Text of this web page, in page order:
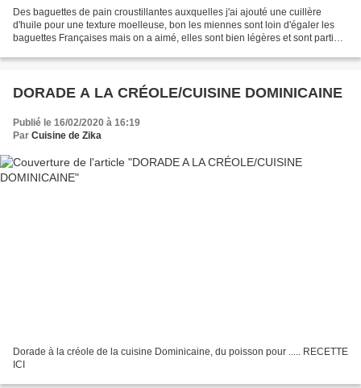
Des baguettes de pain croustillantes auxquelles j'ai ajouté une cuillère
d'huile pour une texture moelleuse, bon les miennes sont loin d'égaler les
baguettes Françaises mais on a aimé, elles sont bien légères et sont parties
DORADE A LA CRÉOLE/CUISINE DOMINICAINE
Publié le 16/02/2020 à 16:19
Par Cuisine de Zika
Dorade à la créole de la cuisine Dominicaine, du poisson pour ..... RECETTE
ICI